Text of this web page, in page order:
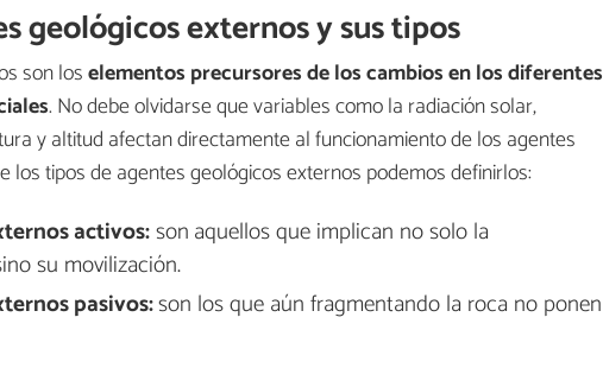
geológicos externos y sus tipos
son loselementos precursores de los cambios en los diferentes
. No debe olvidarse que variables como la radiación solar,
y altitud afectan directamente al funcionamiento de los agentes
los tipos de agentes geológicos externos podemos definirlos:
activos:sonaquellos que implican no solo la
su movilización.
pasivos:son los que aún fragmentando la roca no ponen